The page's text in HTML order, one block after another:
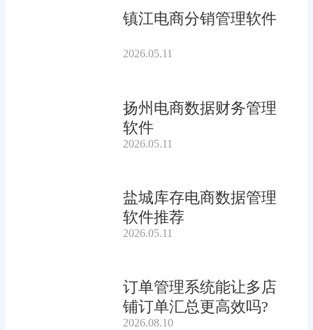
镇江电商分销管理软件
2026.05.11
扬州电商数据财务管理
软件
2026.05.11
盐城库存电商数据管理
软件推荐
2026.05.11
订单管理系统能让多店
铺订单汇总更高效吗?
2026.08.10